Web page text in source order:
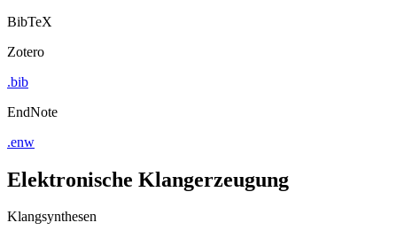
BibTeX
Zotero
.bib
EndNote
.enw
Elektronische Klangerzeugung
Klangsynthesen